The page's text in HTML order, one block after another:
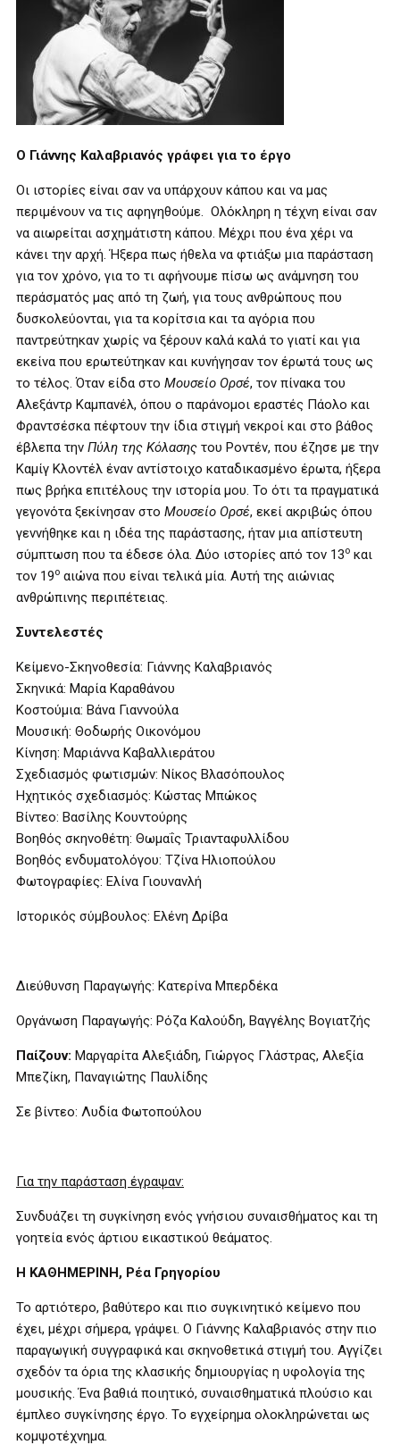
Ο Γιάννης Καλαβριανός γράφει για το έργο
Οι ιστορίες είναι σαν να υπάρχουν κάπου και να μας
περιμένουν να τις αφηγηθούμε. Ολόκληρη η τέχνη είναι σαν
να αιωρείται ασχημάτιστη κάπου. Μέχρι που ένα χέρι να
κάνει την αρχή. Ήξερα πως ήθελα να φτιάξω μια παράσταση
για τον χρόνο, για το τι αφήνουμε πίσω ως ανάμνηση του
περάσματός μας από τη ζωή, για τους ανθρώπους που
δυσκολεύονται, για τα κορίτσια και τα αγόρια που
παντρεύτηκαν χωρίς να ξέρουν καλά καλά το γιατί και για
εκείνα που ερωτεύτηκαν και κυνήγησαν τον έρωτά τους ως
το τέλος. Όταν είδα στο Μουσείο Ορσέ, τον πίνακα του
Αλεξάντρ Καμπανέλ, όπου ο παράνομοι εραστές Πάολο και
Φραντσέσκα πέφτουν την ίδια στιγμή νεκροί και στο βάθος
έβλεπα την Πύλη της Κόλασης του Ροντέν, που έζησε με την
Καμίγ Κλοντέλ έναν αντίστοιχο καταδικασμένο έρωτα, ήξερα
πως βρήκα επιτέλους την ιστορία μου. Το ότι τα πραγματικά
γεγονότα ξεκίνησαν στο Μουσείο Ορσέ, εκεί ακριβώς όπου
γεννήθηκε και η ιδέα της παράστασης, ήταν μια απίστευτη
σύμπτωση που τα έδεσε όλα. Δύο ιστορίες από τον 13ο και
τον 19ο αιώνα που είναι τελικά μία. Αυτή της αιώνιας
ανθρώπινης περιπέτειας.
Συντελεστές
Κείμενο-Σκηνοθεσία: Γιάννης Καλαβριανός
Σκηνικά: Μαρία Καραθάνου
Κοστούμια: Βάνα Γιαννούλα
Μουσική: Θοδωρής Οικονόμου
Κίνηση: Μαριάννα Καβαλλιεράτου
Σχεδιασμός φωτισμών: Νίκος Βλασόπουλος
Ηχητικός σχεδιασμός: Κώστας Μπώκος
Βίντεο: Βασίλης Κουντούρης
Βοηθός σκηνοθέτη: Θωμαΐς Τριανταφυλλίδου
Βοηθός ενδυματολόγου: Τζίνα Ηλιοπούλου
Φωτογραφίες: Ελίνα Γιουνανλή
Ιστορικός σύμβουλος: Ελένη Δρίβα
Διεύθυνση Παραγωγής: Κατερίνα Μπερδέκα
Οργάνωση Παραγωγής: Ρόζα Καλούδη, Βαγγέλης Βογιατζής
Παίζουν: Μαργαρίτα Αλεξιάδη, Γιώργος Γλάστρας, Αλεξία
Μπεζίκη, Παναγιώτης Παυλίδης
Σε βίντεο: Λυδία Φωτοπούλου
Για την παράσταση έγραψαν:
Συνδυάζει τη συγκίνηση ενός γνήσιου συναισθήματος και τη
γοητεία ενός άρτιου εικαστικού θεάματος.
Η ΚΑΘΗΜΕΡΙΝΗ, Ρέα Γρηγορίου
Το αρτιότερο, βαθύτερο και πιο συγκινητικό κείμενο που
έχει, μέχρι σήμερα, γράψει. Ο Γιάννης Καλαβριανός στην πιο
παραγωγική συγγραφικά και σκηνοθετικά στιγμή του. Αγγίζει
σχεδόν τα όρια της κλασικής δημιουργίας η υφολογία της
μουσικής. Ένα βαθιά ποιητικό, συναισθηματικά πλούσιο και
έμπλεο συγκίνησης έργο. Το εγχείρημα ολοκληρώνεται ως
κομψοτέχνημα.